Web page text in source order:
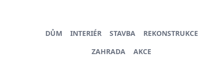
DŮM INTERIÉR STAVBA
REKONSTRUKCE
ZAHRADA
AKCE